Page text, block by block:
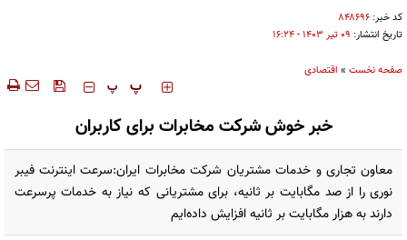
کد خبر: ۸۴۸۶۹۶
تاریخ انتشار: ۰۹ تير ۱۴۰۳ - ۱۶:۲۴
صفحه نخست » اقتصادی
‍‍‍ پ پ
خبر خوش شرکت مخابرات برای کاربران
معاون تجاری و خدمات مشتریان شرکت مخابرات ایران:سرعت اینترنت فیبر
نوری را از صد مگابایت بر ثانیه، برای مشتریانی که نیاز به خدمات پرسرعت
دارند به هزار مگابایت بر ثانیه افزایش داده‌ایم